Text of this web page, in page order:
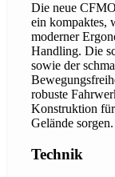
Die neue
ein kompaktes,
moderner
Handling. Die
sowie der
robuste
Konstruktion
Gelände sorgen.
Technik